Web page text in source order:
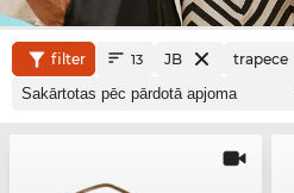
filter 13 JB trapece